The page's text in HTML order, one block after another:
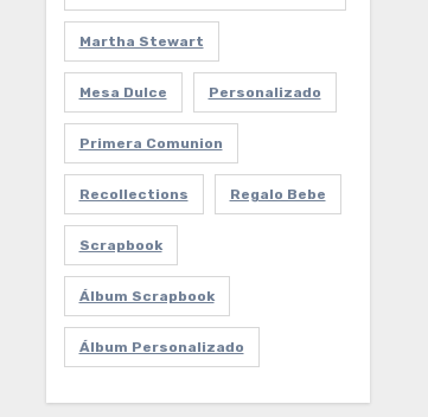
Martha Stewart
Mesa Dulce Personalizado
Primera Comunion
Recollections Regalo Bebe
Scrapbook
Álbum Scrapbook
Álbum Personalizado